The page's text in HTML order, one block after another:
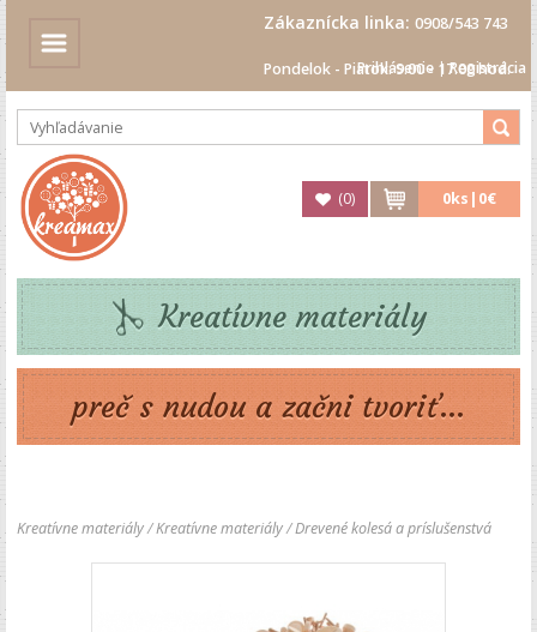
Zákaznícka linka: 0908/543 743
Pondelok - Piatok: 9.00 - 17.00 hod.
Prihlásenie|Registrácia
(0) 0ks| 0€
Kreatívne materiály
preč s nudou a začni tvoriť...
Kreatívne materiály/Kreatívne materiály/Drevené kolesá a príslušenstvá